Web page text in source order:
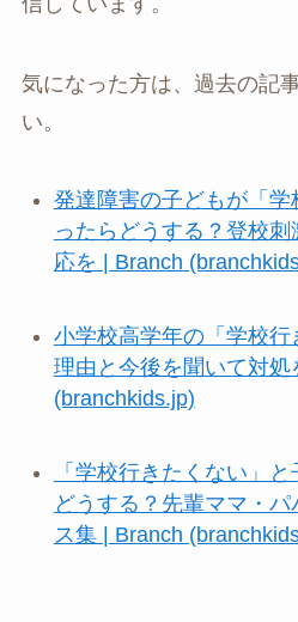
気になった方は、過去の記
い。
発達障害の子どもが「
ったらどうする？登校
応を | Branch
小学校高学年の「学校
理由と今後を聞いて対
(branchkids.jp)
「学校行きたくない」
どうする？先輩ママ・
ス集 | Branch